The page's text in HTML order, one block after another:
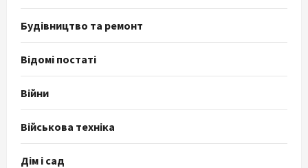
Будівництво та ремонт
Відомі постаті
Війни
Військова техніка
Дім і сад